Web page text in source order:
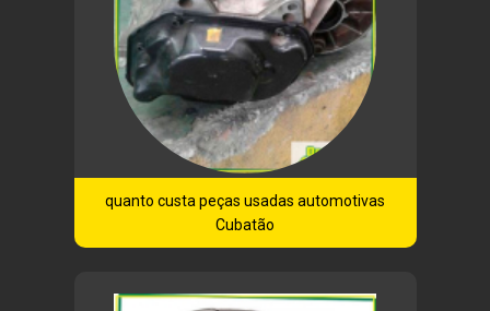
quanto custa peças usadas automotivas
Cubatão